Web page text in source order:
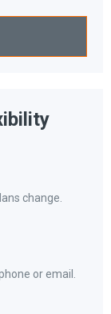
change.
or email.